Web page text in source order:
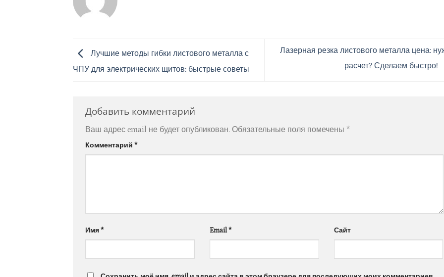
Лучшие методы гибки листового металла с
ЧПУ для электрических щитов: быстрые советы
Лазерная резка листового металла цена:
расчет? Сделаем быстро!
Добавить комментарий
Ваш адрес email не будет опубликован. Обязательные поля помечены *
Комментарий *
Имя* Email* Сайт